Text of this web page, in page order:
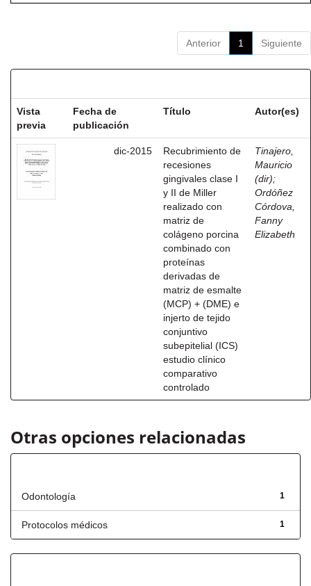
Anterior 1 Siguiente
Vista
previa
Fecha de
publicación
Título Autor(es)
dic-2015
Recubrimiento de
recesiones
gingivales clase I
y II de Miller
realizado con
matriz de
colágeno porcina
combinado con
proteínas
derivadas de
matriz de esmalte
(MCP) + (DME) e
injerto de tejido
conjuntivo
subepitelial (ICS)
estudio clínico
comparativo
controlado
Tinajero,
Mauricio
(dir);
Ordóñez
Córdova,
Fanny
Elizabeth
Otras opciones relacionadas
1
Odontología
1
Protocolos médicos